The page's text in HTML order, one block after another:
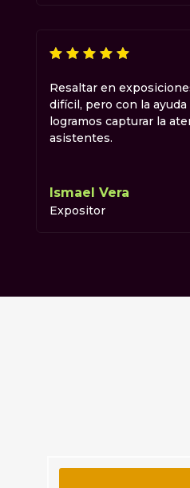
Resaltar en
difícil, pero con la
logramos capturar la
asistentes.
Ismael Vera
Expositor